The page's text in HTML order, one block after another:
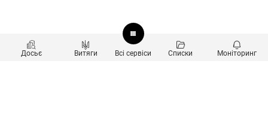
Досьє Витяги Всі сервіси Списки Моніторинг